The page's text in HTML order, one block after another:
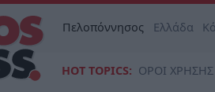
Πελοπόννησος Ελλάδα
HOT TOPICS: ΟΡΟΙ ΧΡΗΣΗΣ